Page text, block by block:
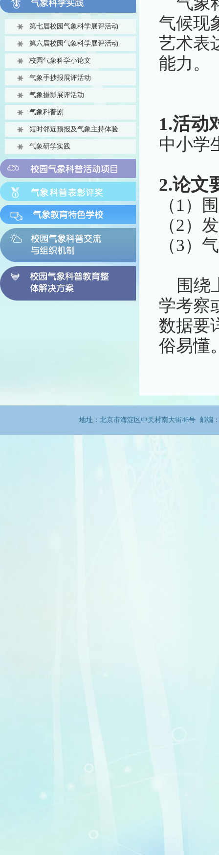
第七届校园气象科学展评活动
第六届校园气象科学展评活动
校园气象科学小论文
气象手抄报展评活动
气象摄影展评活动
气象科普剧
短时邻近预报及气象主持体验
气象研学实践
气候现
艺术表
能力。
1.活动
中小学
2.论文
（1）
（2）
（3）
围绕
学考察
数据要
俗易懂
地址：北京市海淀区中关村南大街46号 邮编